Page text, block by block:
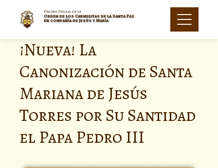
Página Oficial de la
Orden de los Carmelitas de la Santa Faz
en compañía de Jesús y María
¡Nueva! La
Canonización de Santa
Mariana de Jesús
Torres por Su Santidad
el Papa Pedro III